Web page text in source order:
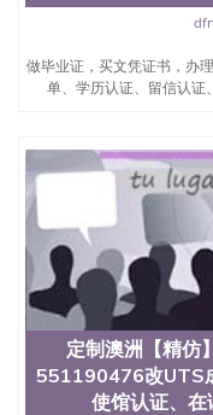
做毕业证，买文凭证书，办
单、学历认证、留信认
定制澳洲【精仿
551190476改UTS
使馆认证、